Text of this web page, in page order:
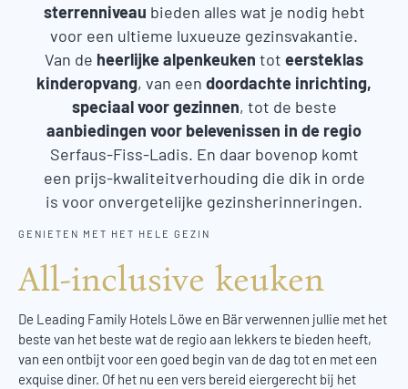
sterrenniveau bieden alles wat je nodig hebt
voor een ultieme luxueuze gezinsvakantie.
Van de heerlijke alpenkeuken tot eersteklas
kinderopvang, van een doordachte inrichting,
speciaal voor gezinnen, tot de beste
aanbiedingen voor belevenissen in de regio
Serfaus-Fiss-Ladis. En daar bovenop komt
een prijs-kwaliteitverhouding die dik in orde
is voor onvergetelijke gezinsherinneringen.
GENIETEN MET HET HELE GEZIN
All-inclusive keuken
De Leading Family Hotels Löwe en Bär verwennen jullie met het
beste van het beste wat de regio aan lekkers te bieden heeft,
van een ontbijt voor een goed begin van de dag tot en met een
exquise diner. Of het nu een vers bereid eiergerecht bij het